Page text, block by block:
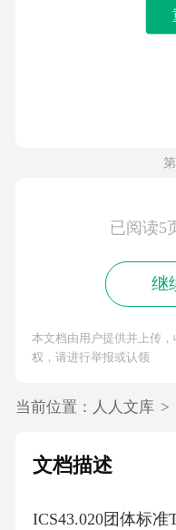
已阅读5
继
本文档由用户提供并上传
权，请进行举报或认领
当前位置： 人人文库 >
文档描述
ICS43.020团体标准